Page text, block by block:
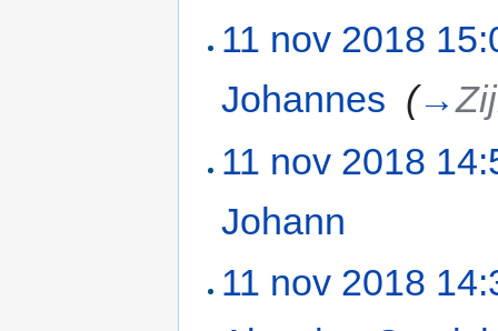
11 nov 2018
Johannes (→
11 nov 2018
Johann
11 nov 2018